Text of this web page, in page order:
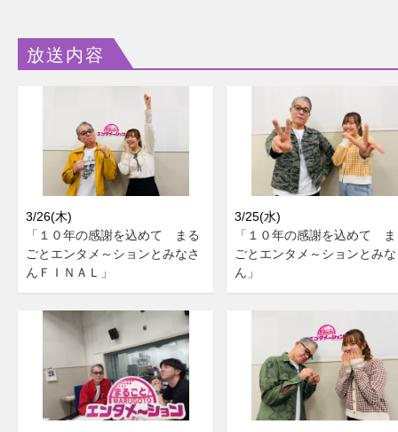
放送内容
3/26(木)
「１０年の感謝を込めて まる
ごとエンタメ～ションとみなさ
んＦＩＮＡＬ」
3/25(水)
「１０年の感謝を込めて
ごとエンタメ～ションとみ
ん」